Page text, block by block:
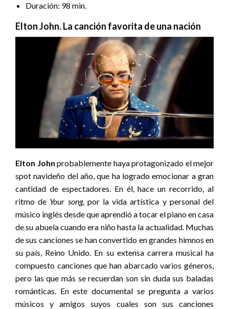
Duración: 98 min.
Elton John. La canción favorita de una nación
Elton John probablemente haya protagonizado el mejor
spot navideño del año, que ha logrado emocionar a gran
cantidad de espectadores. En él, hace un recorrido, al
ritmo de Your song,por la vida artística y personal del
músico inglés desde que aprendió a tocar el piano en casa
de su abuela cuando era niño hasta la actualidad. Muchas
de sus canciones se han convertido en grandes himnos en
su país, Reino Unido. En su extensa carrera musical ha
compuesto canciones que han abarcado varios géneros,
pero las que más se recuerdan son sin duda sus baladas
románticas. En este documental se pregunta a varios
músicos y amigos suyos cuales son sus canciones